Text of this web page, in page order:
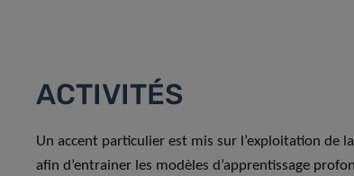
ACTIVITÉS
Un accent particulier est mis sur l’exploitation de
afin d’entrainer les modèles d’apprentissage